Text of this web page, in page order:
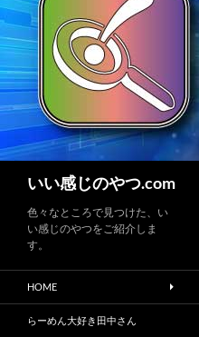
いい感じのやつ.com
色々なところで見つけた、い
い感じのやつをご紹介しま
す。
HOME
らーめん大好き田中さん